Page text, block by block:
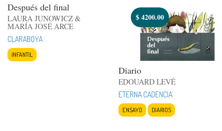
Después del final
LAURA JUNOWICZ &
MARÍA JOSÉ ARCE
CLARABOYA
INFANTIL
$4200.00
Diario
EDOUARD LEVÉ
ETERNA CADENCIA
ENSAYO DIARIOS